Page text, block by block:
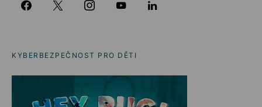
KYBERBEZPEČNOST PRO DĚTI